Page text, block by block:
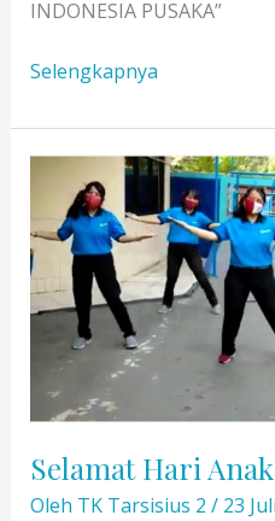
INDONESIA PUSAKA”
Indonesia
Menyambut
HUT
Ke-
75
Selengkapnya
Selamat Hari
Oleh TK Tarsisius 2 / 23